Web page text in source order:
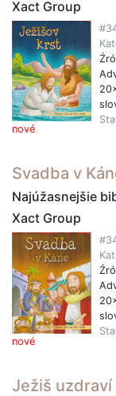
Xact Group
nové
Svadba v
Najúžasnejšie
Xact Group
nové
Ježiš uzdraví